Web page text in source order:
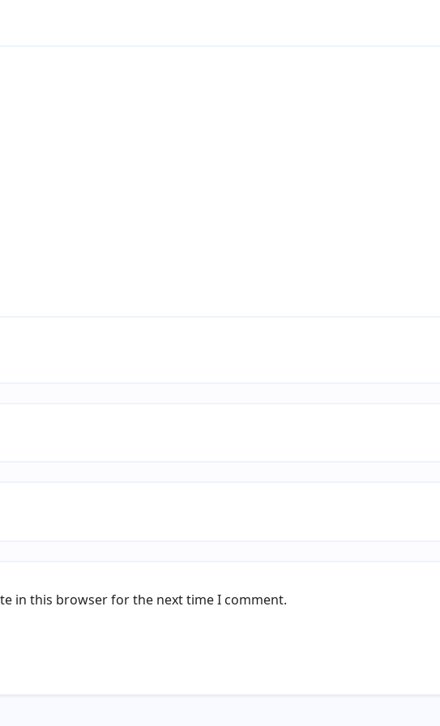
in this browser for the next time I comment.